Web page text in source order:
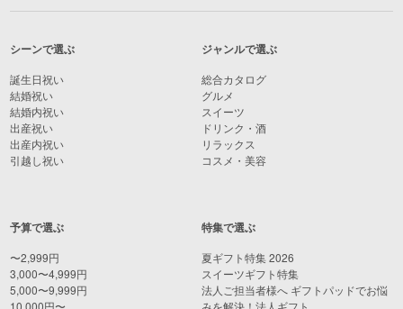
シーンで選ぶ
誕生日祝い
結婚祝い
結婚内祝い
出産祝い
出産内祝い
引越し祝い
予算で選ぶ
〜2,999円
3,000〜4,999円
5,000〜9,999円
10,000円〜
ジャンルで選ぶ
総合カタログ
グルメ
スイーツ
ドリンク・酒
リラックス
コスメ・美容
特集で選ぶ
夏ギフト特集 2026
スイーツギフト特集
法人ご担当者様へ ギフトパッドでお悩
みを解決！法人ギフト